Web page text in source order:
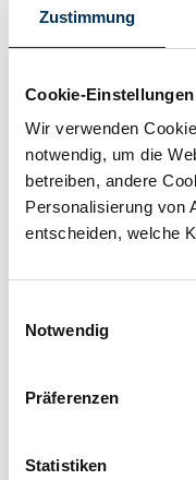
Zustimmung
Cookie-Einstellungen
Wir verwenden
notwendig, um die
betreiben, andere
Personalisierung von
entscheiden, welche
Notwendig
Präferenzen
Statistiken
Technologie: Blei
Länge:
Breite: